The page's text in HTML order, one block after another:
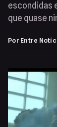
escondidas
que quase
Por Entre